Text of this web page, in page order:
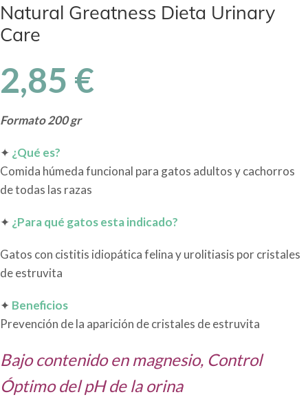
Natural Greatness Dieta Urinary
Care
2,85 €
Formato 200 gr
✦ ¿Qué es?
Comida húmeda funcional para gatos adultos y cachorros
de todas las razas
✦ ¿Para qué gatos esta indicado?
Gatos con cistitis idiopática felina y urolitiasis por cristales
de estruvita
✦ Beneficios
Prevención de la aparición de cristales de estruvita
Bajo contenido en magnesio, Control
Óptimo del pH de la orina